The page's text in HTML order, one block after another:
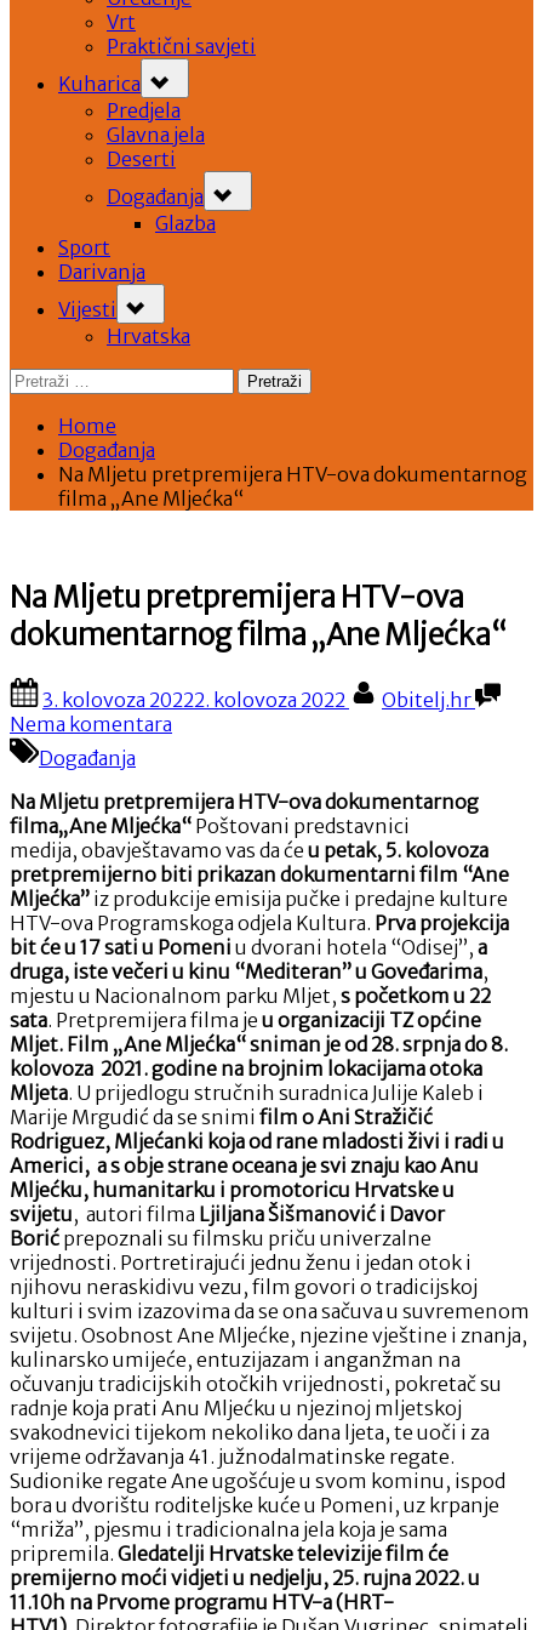
Vrt
Praktični savjeti
Kuharica
sub-
menu
Predjela
Glavna jela
Deserti
Događanja
sub-
menu
Glazba
Sport
Darivanja
Vijesti
sub-
menu
Hrvatska
Pretraži:
Home
Događanja
Na Mljetu pretpremijera HTV-ova dokumentarnog
filma „Ane Mljećka“
Na Mljetu pretpremijera HTV-ova
dokumentarnog filma „Ane Mljećka“
Posted
on
3. kolovoza 20222. kolovoza 2022 By
Obitelj.hr
Nema komentara
pretpremijera
HTV-
ova
dokumentarnog
filma
„Ane
Mljećka“
Događanja
Na Mljetu pretpremijera HTV-ova dokumentarnog
filma„Ane Mljećka“ Poštovani predstavnici
medija, obavještavamo vas da će u petak, 5. kolovoza
pretpremijerno biti prikazan dokumentarni film “Ane
Mljećka” iz produkcije emisija pučke i predajne kulture
HTV-ova Programskoga odjela Kultura. Prva projekcija
bit će u 17 sati u Pomeni u dvorani hotela “Odisej”, a
druga, iste večeri u kinu “Mediteran” u Goveđarima,
mjestu u Nacionalnom parku Mljet, s početkom u 22
sata. Pretpremijera filma je u organizaciji TZ općine
Mljet. Film „Ane Mljećka“ sniman je od 28. srpnja do 8.
kolovoza 2021. godine na brojnim lokacijama otoka
Mljeta. U prijedlogu stručnih suradnica Julije Kaleb i
Marije Mrgudić da se snimi film o Ani Stražičić
Rodriguez, Mljećanki koja od rane mladosti živi i radi u
Americi, a s obje strane oceana je svi znaju kao Anu
Mljećku, humanitarku i promotoricu Hrvatske u
svijetu, autori filma Ljiljana Šišmanović i Davor
Borić prepoznali su filmsku priču univerzalne
vrijednosti. Portretirajući jednu ženu i jedan otok i
njihovu neraskidivu vezu, film govori o tradicijskoj
kulturi i svim izazovima da se ona sačuva u suvremenom
svijetu. Osobnost Ane Mljećke, njezine vještine i znanja,
kulinarsko umijeće, entuzijazam i anganžman na
očuvanju tradicijskih otočkih vrijednosti, pokretač su
radnje koja prati Anu Mljećku u njezinoj mljetskoj
svakodnevici tijekom nekoliko dana ljeta, te uoči i za
vrijeme održavanja 41. južnodalmatinske regate.
Sudionike regate Ane ugošćuje u svom kominu, ispod
bora u dvorištu roditeljske kuće u Pomeni, uz krpanje
“mriža”, pjesmu i tradicionalna jela koja je sama
pripremila. Gledatelji Hrvatske televizije film će
premijerno moći vidjeti u nedjelju, 25. rujna 2022. u
11.10h na Prvome programu HTV-a (HRT-